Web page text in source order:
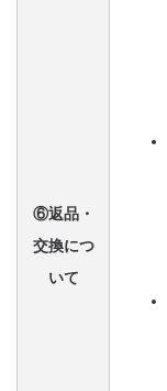
⑥返品・
交換につ
いて